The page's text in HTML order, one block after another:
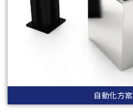
自動化方案